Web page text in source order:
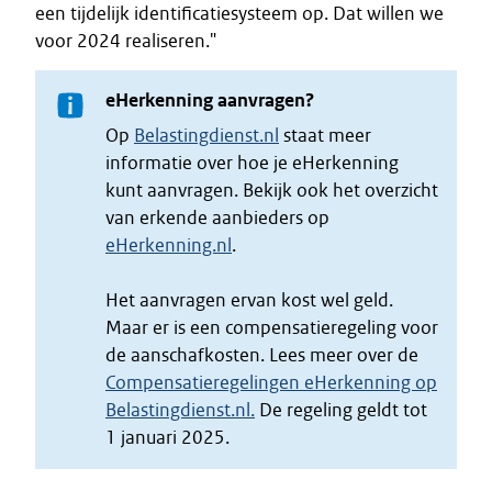
een tijdelijk identificatiesysteem op. Dat willen we
voor 2024 realiseren."
eHerkenning aanvragen?
Op Belastingdienst.nl staat meer
informatie over hoe je eHerkenning
kunt aanvragen. Bekijk ook het overzicht
van erkende aanbieders op
eHerkenning.nl .
Het aanvragen ervan kost wel geld.
Maar er is een compensatieregeling voor
de aanschafkosten. Lees meer over de
Compensatieregelingen eHerkenning op
Belastingdienst.nl. De regeling geldt tot
1 januari 2025.